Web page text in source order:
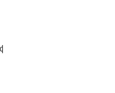
и
сетевое